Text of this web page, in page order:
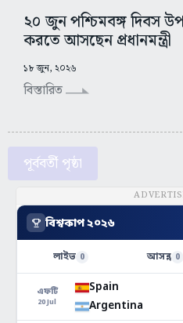
২০ জুন পশ্চিমবঙ্গ দিবস
করতে আসছেন প্রধানমন্ত্রী
১৮ জুন, ২০২৬
বিস্তারিত
পূর্ববর্তী পৃষ্ঠা